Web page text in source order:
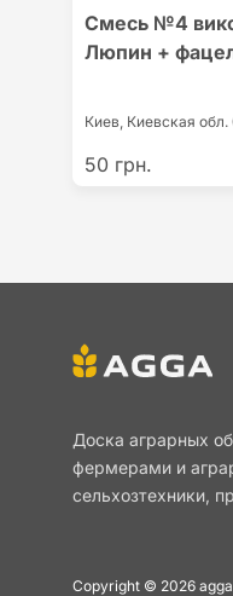
Смесь №4
Люпин +
Киев, Киевская обл.
50 грн.
Доска аграрных
фермерами и
сельхозтехники,
Copyright © 2026